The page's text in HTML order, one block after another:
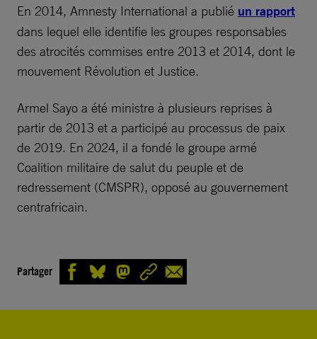
En 2014, Amnesty International a publié un rapport
dans lequel elle identifie les groupes responsables
des atrocités commises entre 2013 et 2014, dont le
mouvement Révolution et Justice.
Armel Sayo a été ministre à plusieurs reprises à
partir de 2013 et a participé au processus de paix
de 2019. En 2024, il a fondé le groupe armé
Coalition militaire de salut du peuple et de
redressement (CMSPR), opposé au gouvernement
centrafricain.
Partager